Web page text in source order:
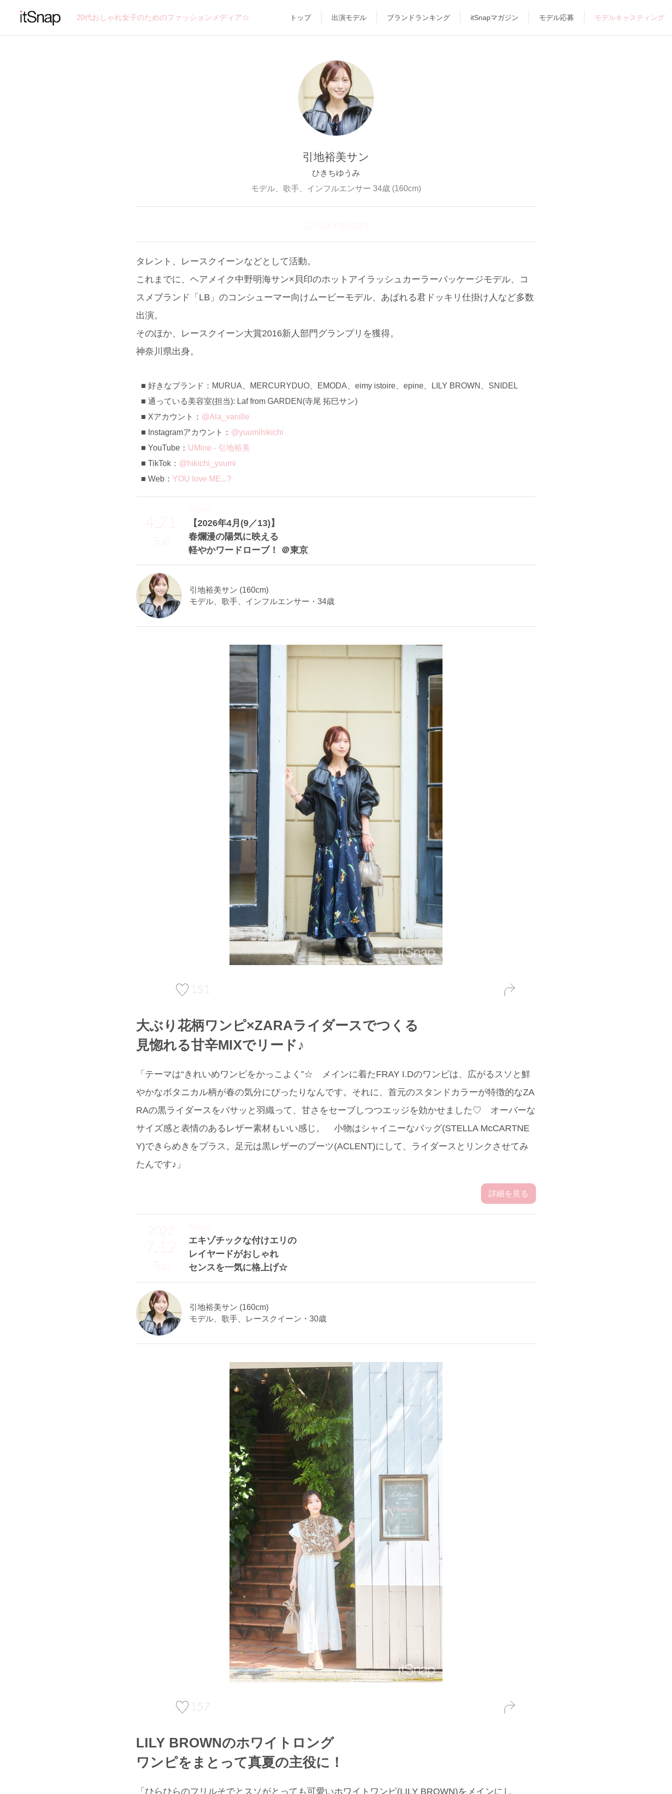
20代おしゃれ女子のためのファッションメディア☆ トップ 出演モデル ブランドランキング itSnapマガジン モデル応募 モデルキャスティング
引地裕美サン
ひきちゆうみ
モデル、歌手、インフルエンサー 34歳 (160cm)
12 Coordinates
タレント、レースクイーンなどとして活動。
これまでに、ヘアメイク中野明海サン×貝印のホットアイラッシュカーラーパッケージモデル、コ
スメブランド「LB」のコンシューマー向けムービーモデル、あばれる君ドッキリ仕掛け人など多数
出演。
そのほか、レースクイーン大賞2016新人部門グランプリを獲得。
神奈川県出身。
好きなブランド：MURUA、MERCURYDUO、EMODA、eimy istoire、epine、LILY BROWN、SNIDEL
通っている美容室(担当): Laf from GARDEN(寺尾 拓巳サン)
Xアカウント： @Ala_vanille
Instagramアカウント： @yuumihikichi
YouTube： UMine - 引地裕美
TikTok： @hikichi_yuumi
Web： YOU love ME...?
4.21
Tue
【2026年4月(9／13)】
春爛漫の陽気に映える
軽やかワードローブ！ ＠東京
Theme
引地裕美サン (160cm)
モデル、歌手、インフルエンサー・34歳
151
大ぶり花柄ワンピ×ZARAライダースでつくる
見惚れる甘辛MIXでリード♪
「テーマは“きれいめワンピをかっこよく”☆ メインに着たFRAY I.Dのワンピは、広がるスソと鮮
やかなボタニカル柄が春の気分にぴったりなんです。それに、首元のスタンドカラーが特徴的なZA
RAの黒ライダースをバサッと羽織って、甘さをセーブしつつエッジを効かせました♡ オーバーな
サイズ感と表情のあるレザー素材もいい感じ。 小物はシャイニーなバッグ(STELLA McCARTNE
Y)できらめきをプラス。足元は黒レザーのブーツ(ACLENT)にして、ライダースとリンクさせてみ
たんです♪」
詳細を見る
2022
7.12
Tue
エキゾチックな付けエリの
レイヤードがおしゃれ
センスを一気に格上げ☆
Theme
引地裕美サン (160cm)
モデル、歌手、レースクイーン・30歳
157
LILY BROWNのホワイトロング
ワンピをまとって真夏の主役に！
「ひらひらのフリルそでとスソがとっても可愛いホワイトワンピ(LILY BROWN)をメインにし